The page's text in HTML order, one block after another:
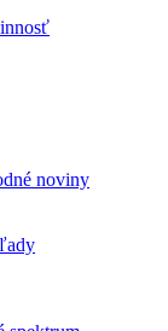
noviny